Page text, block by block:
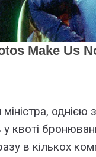
у квоті
в кількох